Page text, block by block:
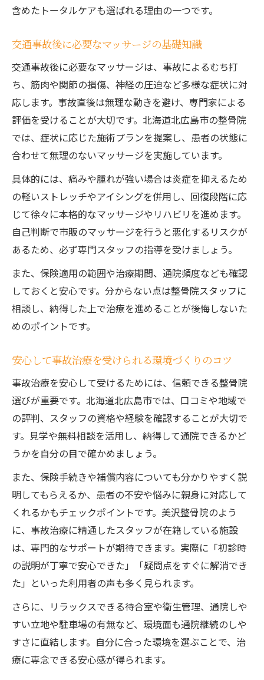
事故治療で整体とマッサージを選ぶ基準
整体とマッサージそれぞれの効果の違い
整体・整骨院マッサージ併用時の注意点
事故治療マッサージの得意分野を理解する
含めたトータルケアも選ばれる理由の一つです。
交通事故後に必要なマッサージの基礎知識
交通事故後に必要なマッサージは、事故によるむち打
ち、筋肉や関節の損傷、神経の圧迫など多様な症状に対
応します。事故直後は無理な動きを避け、専門家による
評価を受けることが大切です。北海道北広島市の整骨院
では、症状に応じた施術プランを提案し、患者の状態に
合わせて無理のないマッサージを実施しています。
具体的には、痛みや腫れが強い場合は炎症を抑えるため
の軽いストレッチやアイシングを併用し、回復段階に応
じて徐々に本格的なマッサージやリハビリを進めます。
自己判断で市販のマッサージを行うと悪化するリスクが
あるため、必ず専門スタッフの指導を受けましょう。
また、保険適用の範囲や治療期間、通院頻度なども確認
しておくと安心です。分からない点は整骨院スタッフに
相談し、納得した上で治療を進めることが後悔しないた
めのポイントです。
安心して事故治療を受けられる環境づくりのコツ
事故治療を安心して受けるためには、信頼できる整骨院
選びが重要です。北海道北広島市では、口コミや地域で
の評判、スタッフの資格や経験を確認することが大切で
す。見学や無料相談を活用し、納得して通院できるかど
うかを自分の目で確かめましょう。
また、保険手続きや補償内容についても分かりやすく説
明してもらえるか、患者の不安や悩みに親身に対応して
くれるかもチェックポイントです。美沢整骨院のよう
に、事故治療に精通したスタッフが在籍している施設
は、専門的なサポートが期待できます。実際に「初診時
の説明が丁寧で安心できた」「疑問点をすぐに解消でき
た」といった利用者の声も多く見られます。
さらに、リラックスできる待合室や衛生管理、通院しや
すい立地や駐車場の有無など、環境面も通院継続のしや
すさに直結します。自分に合った環境を選ぶことで、治
療に専念できる安心感が得られます。